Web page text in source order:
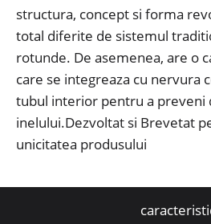
structura, concept si forma
total diferite de sistemul
rotunde. De asemenea, are o
care se integreaza cu nervura
tubul interior pentru a preveni
inelului.Dezvoltat si Brevetat
unicitatea produsului